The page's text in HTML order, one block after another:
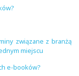
związane z branżą
miejscu
e-booków?